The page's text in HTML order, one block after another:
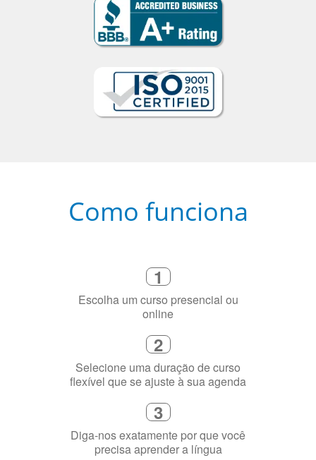
1
Escolha um curso presencial ou
online
2
Selecione uma duração de curso
flexível que se ajuste à sua agenda
3